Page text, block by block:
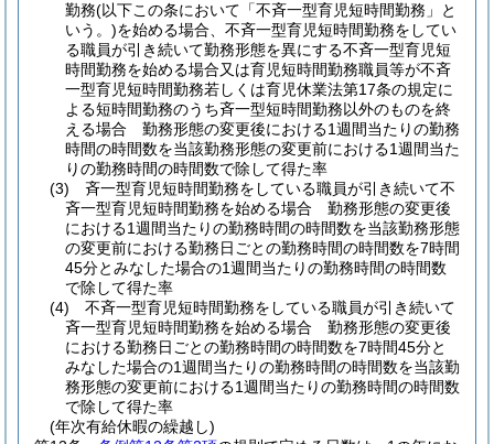
勤務(以下この条において「不斉一型育児短時間勤務」と
いう。)を始める場合、不斉一型育児短時間勤務をしてい
る職員が引き続いて勤務形態を異にする不斉一型育児短
時間勤務を始める場合又は育児短時間勤務職員等が不斉
一型育児短時間勤務若しくは育児休業法第17条の規定に
よる短時間勤務のうち斉一型短時間勤務以外のものを終
える場合 勤務形態の変更後における1週間当たりの勤務
時間の時間数を当該勤務形態の変更前における1週間当た
りの勤務時間の時間数で除して得た率
(3)
斉一型育児短時間勤務をしている職員が引き続いて不
斉一型育児短時間勤務を始める場合 勤務形態の変更後
における1週間当たりの勤務時間の時間数を当該勤務形態
の変更前における勤務日ごとの勤務時間の時間数を7時間
45分とみなした場合の1週間当たりの勤務時間の時間数
で除して得た率
(4)
不斉一型育児短時間勤務をしている職員が引き続いて
斉一型育児短時間勤務を始める場合 勤務形態の変更後
における勤務日ごとの勤務時間の時間数を7時間45分と
みなした場合の1週間当たりの勤務時間の時間数を当該勤
務形態の変更前における1週間当たりの勤務時間の時間数
で除して得た率
(年次有給休暇の繰越し)